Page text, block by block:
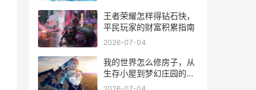
王者荣耀怎样得钻石快，
平民玩家的财富积累指南
2026-07-04
我的世界怎么修房子，从
生存小屋到梦幻庄园的建
造哲学